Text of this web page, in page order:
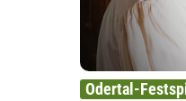
Odertal-